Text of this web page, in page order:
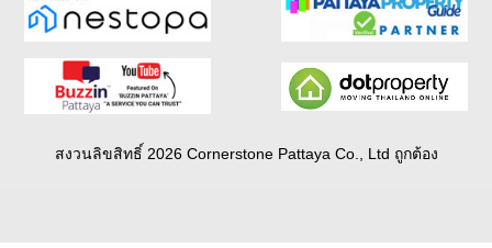
สงวนลิขสิทธิ์ 2026 Cornerstone Pattaya Co., Ltd ถูกต้อง